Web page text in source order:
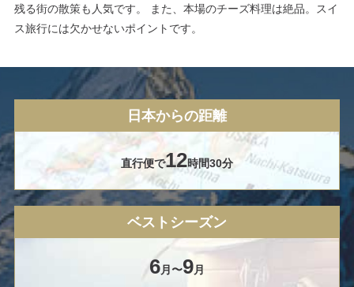
残る街の散策も人気です。 また、本場のチーズ料理は絶品。スイ
ス旅行には欠かせないポイントです。
日本からの距離
直行便で12時間30分
ベストシーズン
6月〜9月